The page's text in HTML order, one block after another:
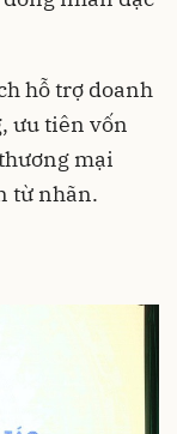
hỗ trợ doanh
ưu tiên vốn
mại
từ nhãn.